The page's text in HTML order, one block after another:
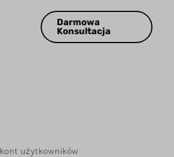
Darmowa
Konsultacja
użytkowników